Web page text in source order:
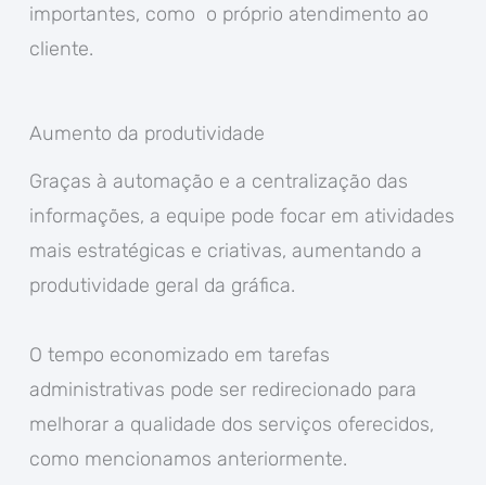
importantes, como o próprio atendimento ao
cliente.
Aumento da produtividade
Graças à automação e a centralização das
informações, a equipe pode focar em atividades
mais estratégicas e criativas, aumentando a
produtividade geral da gráfica.
O tempo economizado em tarefas
administrativas pode ser redirecionado para
melhorar a qualidade dos serviços oferecidos,
como mencionamos anteriormente.